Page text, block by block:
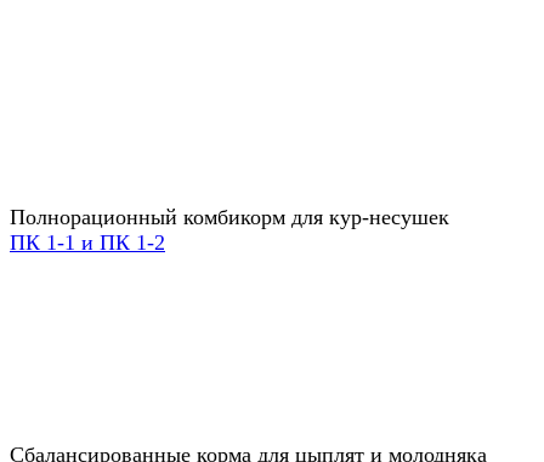
Полнорационный комбикорм для кур-несушек
ПК 1-1 и ПК 1-2
Сбалансированные корма для цыплят и молодняка